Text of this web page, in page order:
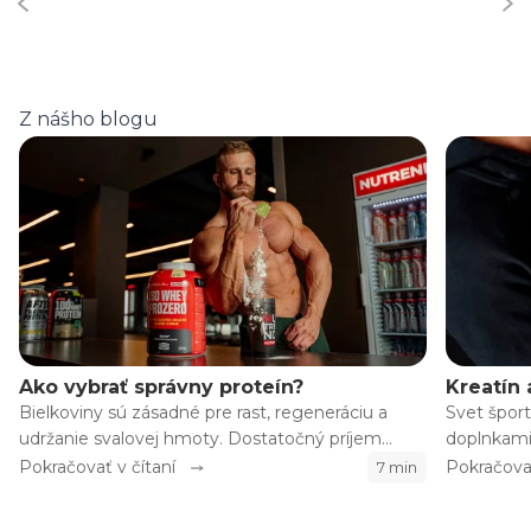
Z nášho blogu
Ako vybrať správny proteín?
Bielkoviny sú zásadné pre rast, regeneráciu a
udržanie svalovej hmoty. Dostatočný príjem
bielkovín je dôležitý pre celú populáciu, avšak u
Pokračovať v čítaní 7 min
Kreatín
Svet
sily,